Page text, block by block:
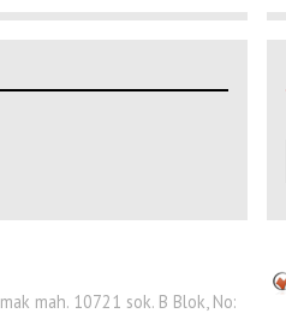
mah. 10721 sok. B Blok, No: